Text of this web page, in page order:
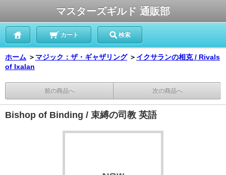
マスターズギルド 通販部
カート 検索
ホーム ＞ マジック：ザ・ギャザリング ＞ イクサランの相克 / Rivals
of Ixalan
前の商品へ 次の商品へ
Bishop of Binding / 束縛の司教 英語